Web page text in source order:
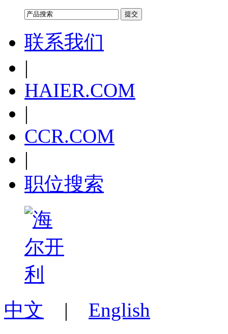
联系我们
|
HAIER.COM
|
CCR.COM
|
职位搜索
中文 | English